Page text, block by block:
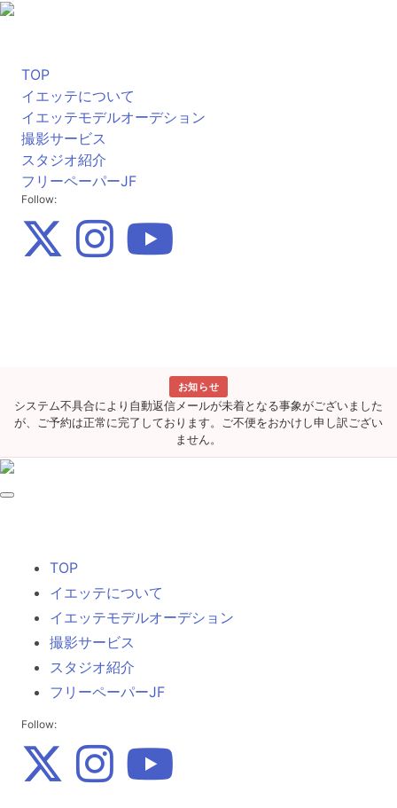
TOP
イエッテについて
イエッテモデルオーデション
撮影サービス
スタジオ紹介
フリーペーパーJF
Follow:
お知らせ
システム不具合により自動返信メールが未着となる事象がございました
が、ご予約は正常に完了しております。ご不便をおかけし申し訳ござい
ません。
TOP
イエッテについて
イエッテモデルオーデション
撮影サービス
スタジオ紹介
フリーペーパーJF
Follow: